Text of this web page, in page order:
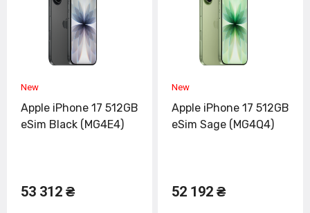
Apple iPhone 17 512GB
eSim Black (MG4E4)
53 312 ₴
Apple iPhone 17 512GB
eSim Sage (MG4Q4)
52 192 ₴